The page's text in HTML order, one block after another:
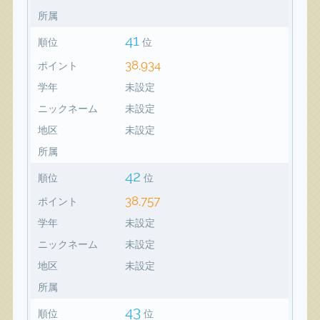
所属
順位 41 位
ポイント 38,934
学年
未設定
ニックネーム
未設定
地区
未設定
所属
順位 42 位
ポイント 38,757
学年
未設定
ニックネーム
未設定
地区
未設定
所属
順位 43 位